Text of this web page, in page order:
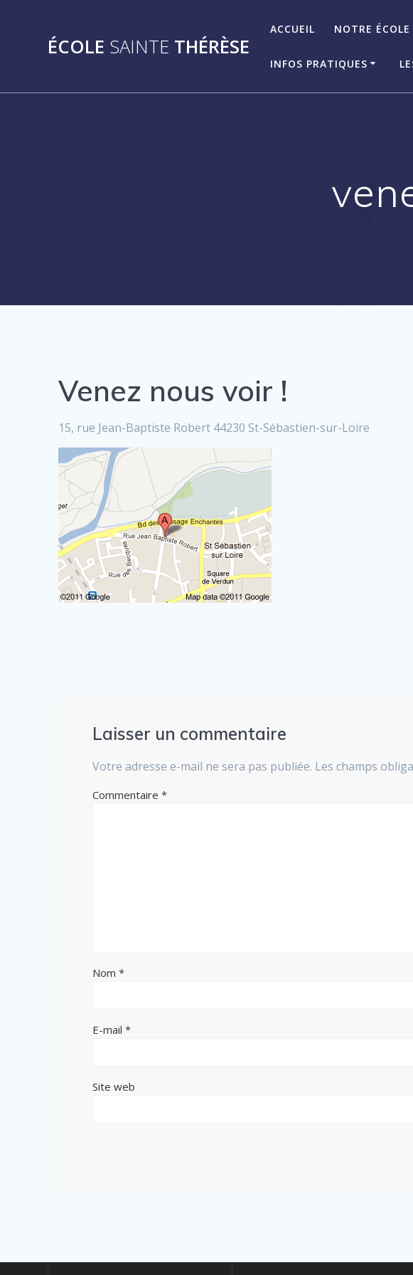
ÉCOLE SAINTE THÉRÈSE
ACCUEIL NOTRE ÉCOLE
INFOS PRATIQUES
Venez nous voir !
15, rue Jean-Baptiste Robert 44230 St-Sébastien-sur-Loire
Laisser un commentaire
Votre adresse e-mail ne sera pas publiée. Les champs
Commentaire*
Nom*
E-mail*
Site web